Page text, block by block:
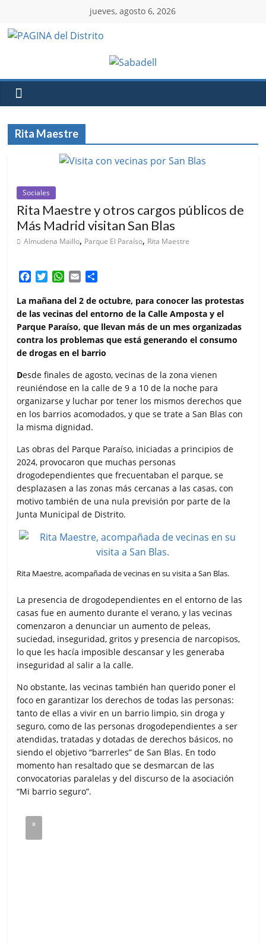
jueves, agosto 6, 2026
Rita Maestre
Sociales
Rita Maestre y otros cargos públicos de
Más Madrid visitan San Blas
Almudena Maillo, Parque El Paraíso, Rita Maestre
c
e
b
o
o
k
i
t
t
e
W
a
t
s
A
p
a
i
l
m
p
a
r
t
i
r
La mañana del 2 de octubre, para conocer las protestas
de las vecinas del entorno de la Calle Amposta y el
Parque Paraíso, que llevan más de un mes organizadas
contra los problemas que está generando el consumo
de drogas en el barrio
Desde finales de agosto, vecinas de la zona vienen
reuniéndose en la calle de 9 a 10 de la noche para
organizarse y luchar por tener los mismos derechos que
en los barrios acomodados, y que se trate a San Blas con
la misma dignidad.
Las obras del Parque Paraíso, iniciadas a principios de
2024, provocaron que muchas personas
drogodependientes que frecuentaban el parque, se
desplazasen a las zonas más cercanas a las casas, con
motivo también de una nula previsión por parte de la
Junta Municipal de Distrito.
Rita Maestre, acompañada de vecinas en su visita a San Blas.
La presencia de drogodependientes en el entorno de las
casas fue en aumento durante el verano, y las vecinas
comenzaron a denunciar un aumento de peleas,
suciedad, inseguridad, gritos y presencia de narcopisos,
lo que les hacía imposible descansar y les generaba
inseguridad al salir a la calle.
No obstante, las vecinas también han querido poner el
foco en garantizar los derechos de todas las personas:
tanto de ellas a vivir en un barrio limpio, sin droga y
seguro, como de las personas drogodependientes a ser
atendidas, tratadas y dotadas de derechos básicos, no
siendo el objetivo “barrerles” de San Blas. En todo
momento han resaltado que se desmarcan de las
convocatorias paralelas y del discurso de la asociación
“Mi barrio seguro”.